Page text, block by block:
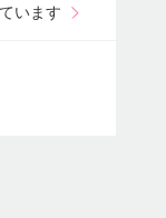
います